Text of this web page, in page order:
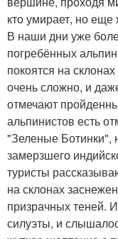
кто умирает, но еще
В наши дни уже
погребённых
покоятся на
очень сложно, и
отмечают
альпинистов есть
"Зеленые Ботинки",
замерзшего
туристы
на склонах
призрачных теней.
силуэты, и